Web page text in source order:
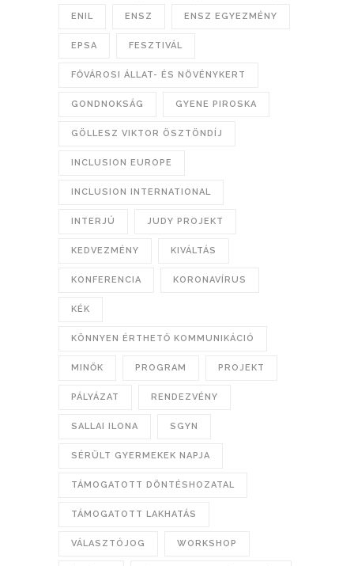
ENIL ENSZ ENSZ EGYEZMÉNY
EPSA FESZTIVÁL
FŐVÁROSI ÁLLAT- ÉS NÖVÉNYKERT
GONDNOKSÁG GYENE PIROSKA
GÖLLESZ VIKTOR ÖSZTÖNDÍJ
INCLUSION EUROPE
INCLUSION INTERNATIONAL
INTERJÚ JUDY PROJEKT
KEDVEZMÉNY KIVÁLTÁS
KONFERENCIA KORONAVÍRUS
KÉK
KÖNNYEN ÉRTHETŐ KOMMUNIKÁCIÓ
MINŐK PROGRAM PROJEKT
PÁLYÁZAT RENDEZVÉNY
SALLAI ILONA SGYN
SÉRÜLT GYERMEKEK NAPJA
TÁMOGATOTT DÖNTÉSHOZATAL
TÁMOGATOTT LAKHATÁS
VÁLASZTÓJOG WORKSHOP